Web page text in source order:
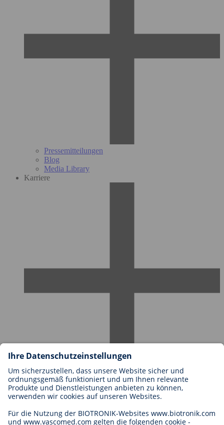
Pressemitteilungen
Blog
Media Library
Karriere
Karriere bei BIOTRONIK
Einstieg
Bewerbung
Karrierechancen